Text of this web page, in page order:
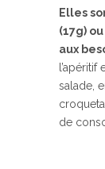
Elles
(17g)
aux
salade,
de